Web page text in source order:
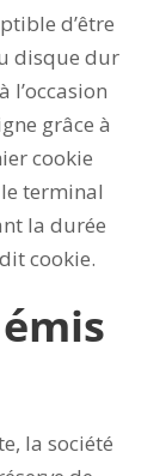
d’être
disque dur
l’occasion
grâce à
cookie
terminal
la durée
cookie.
la société